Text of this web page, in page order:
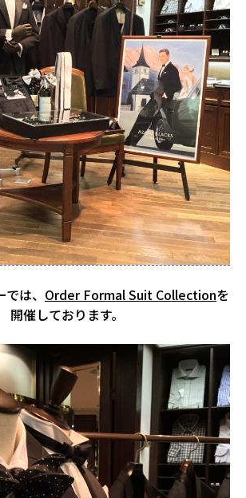
は、 Order Formal Suit Collectionを
開催しております。